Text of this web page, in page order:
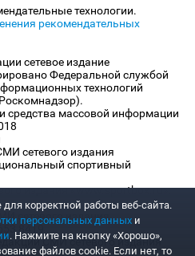
технологии.
рекомендательных
сетевое издание
Федеральной службой
технологий
средства массовой информации
сетевого издания
спортивный
издания «www.sportbox.ru»:
сетевого издания
8419
СМИ сетевого издания
корректной работы веб-сайта.
персональных данных и
. Нажмите на кнопку «Хорошо»,
файлов cookie. Если нет, то